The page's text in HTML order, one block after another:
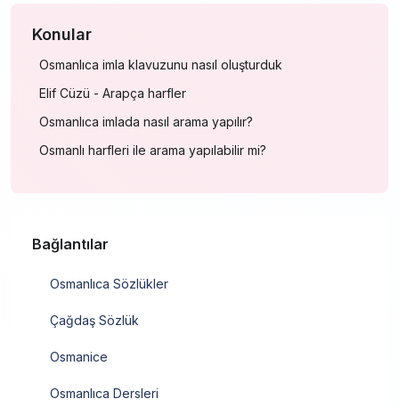
Konular
Osmanlıca imla klavuzunu nasıl oluşturduk
Elif Cüzü - Arapça harfler
Osmanlıca imlada nasıl arama yapılır?
Osmanlı harfleri ile arama yapılabilir mi?
Bağlantılar
Osmanlıca Sözlükler
Çağdaş Sözlük
Osmanice
Osmanlıca Dersleri